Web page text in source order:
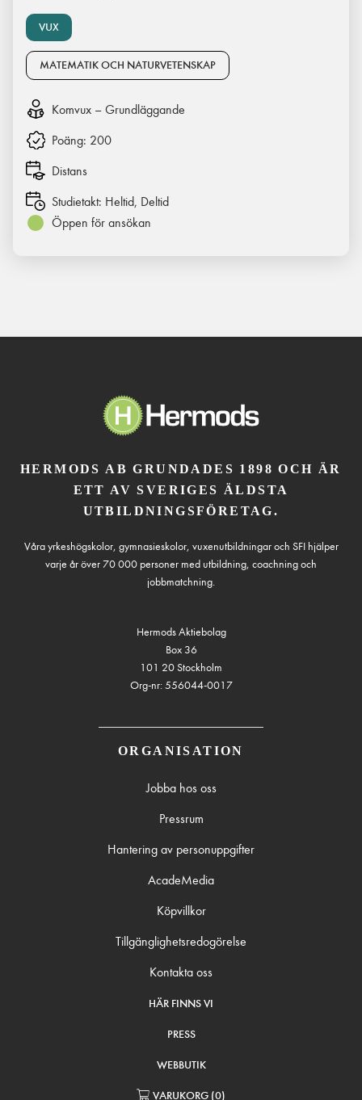
VUX
MATEMATIK OCH NATURVETENSKAP
Komvux – Grundläggande
Poäng: 200
Distans
Studietakt: Heltid, Deltid
Öppen för ansökan
HERMODS AB GRUNDADES 1898 OCH ÄR
ETT AV SVERIGES ÄLDSTA
UTBILDNINGSFÖRETAG.
Våra yrkeshögskolor, gymnasieskolor, vuxenutbildningar och SFI hjälper
varje år över 70 000 personer med utbildning, coachning och
jobbmatchning.
Hermods Aktiebolag
Box 36
101 20 Stockholm
Org-nr: 556044-0017
ORGANISATION
Jobba hos oss
Pressrum
Hantering av personuppgifter
AcadeMedia
Köpvillkor
Tillgänglighetsredogörelse
Kontakta oss
HÄR FINNS VI
PRESS
WEBBUTIK
VARUKORG (0)